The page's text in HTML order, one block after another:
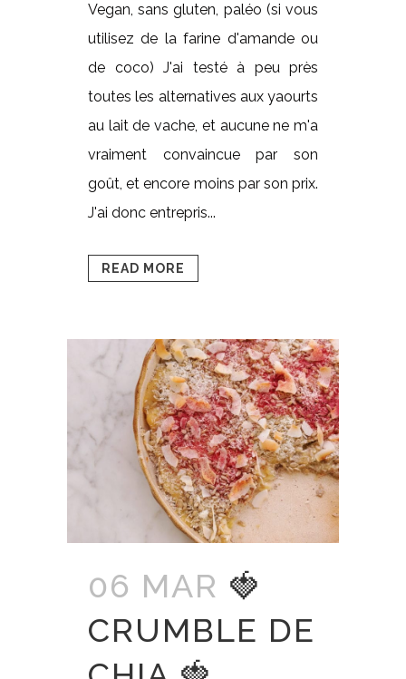
Vegan, sans gluten, paléo (si vous
utilisez de la farine d'amande ou
de coco) J'ai testé à peu près
toutes les alternatives aux yaourts
au lait de vache, et aucune ne m'a
vraiment convaincue par son
goût, et encore moins par son prix.
J'ai donc entrepris...
READ MORE
06 MAR 🍓
CRUMBLE DE